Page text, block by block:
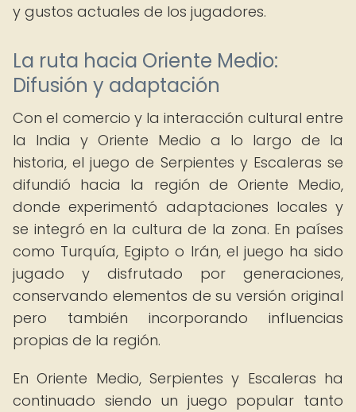
y gustos actuales de los jugadores.
La ruta hacia Oriente Medio:
Difusión y adaptación
Con el comercio y la interacción cultural entre
la India y Oriente Medio a lo largo de la
historia, el juego de Serpientes y Escaleras se
difundió hacia la región de Oriente Medio,
donde experimentó adaptaciones locales y
se integró en la cultura de la zona. En países
como Turquía, Egipto o Irán, el juego ha sido
jugado y disfrutado por generaciones,
conservando elementos de su versión original
pero también incorporando influencias
propias de la región.
En Oriente Medio, Serpientes y Escaleras ha
continuado siendo un juego popular tanto